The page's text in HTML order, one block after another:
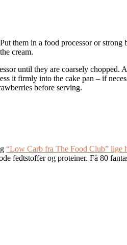
them in a food processor or
cream.
until they are coarsely
it firmly into the cake pan – if
before serving.
“Low Carb fra The Food Club” lige
fedtstoffer og proteiner. Få 80